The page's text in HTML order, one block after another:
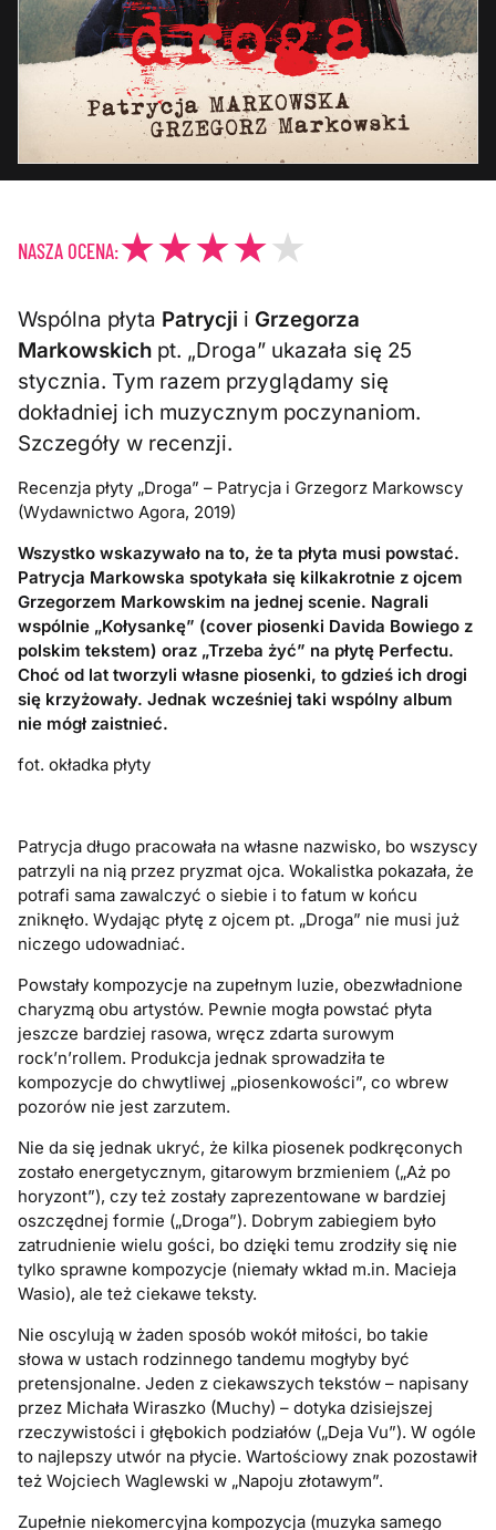
NASZA OCENA:
Wspólna płyta Patrycji i Grzegorza
Markowskich pt. „Droga” ukazała się 25
stycznia. Tym razem przyglądamy się
dokładniej ich muzycznym poczynaniom.
Szczegóły w recenzji.
Recenzja płyty „Droga” – Patrycja i Grzegorz Markowscy
(Wydawnictwo Agora, 2019)
Wszystko wskazywało na to, że ta płyta musi powstać.
Patrycja Markowska spotykała się kilkakrotnie z ojcem
Grzegorzem Markowskim na jednej scenie. Nagrali
wspólnie „Kołysankę” (cover piosenki Davida Bowiego z
polskim tekstem) oraz „Trzeba żyć” na płytę Perfectu.
Choć od lat tworzyli własne piosenki, to gdzieś ich drogi
się krzyżowały. Jednak wcześniej taki wspólny album
nie mógł zaistnieć.
fot. okładka płyty
Patrycja długo pracowała na własne nazwisko, bo wszyscy
patrzyli na nią przez pryzmat ojca. Wokalistka pokazała, że
potrafi sama zawalczyć o siebie i to fatum w końcu
zniknęło. Wydając płytę z ojcem pt. „Droga” nie musi już
niczego udowadniać.
Powstały kompozycje na zupełnym luzie, obezwładnione
charyzmą obu artystów. Pewnie mogła powstać płyta
jeszcze bardziej rasowa, wręcz zdarta surowym
rock’n’rollem. Produkcja jednak sprowadziła te
kompozycje do chwytliwej „piosenkowości”, co wbrew
pozorów nie jest zarzutem.
Nie da się jednak ukryć, że kilka piosenek podkręconych
zostało energetycznym, gitarowym brzmieniem („Aż po
horyzont”), czy też zostały zaprezentowane w bardziej
oszczędnej formie („Droga”). Dobrym zabiegiem było
zatrudnienie wielu gości, bo dzięki temu zrodziły się nie
tylko sprawne kompozycje (niemały wkład m.in. Macieja
Wasio), ale też ciekawe teksty.
Nie oscylują w żaden sposób wokół miłości, bo takie
słowa w ustach rodzinnego tandemu mogłyby być
pretensjonalne. Jeden z ciekawszych tekstów – napisany
przez Michała Wiraszko (Muchy) – dotyka dzisiejszej
rzeczywistości i głębokich podziałów („Deja Vu”). W ogóle
to najlepszy utwór na płycie. Wartościowy znak pozostawił
też Wojciech Waglewski w „Napoju złotawym”.
Zupełnie niekomercyjna kompozycja (muzyka samego